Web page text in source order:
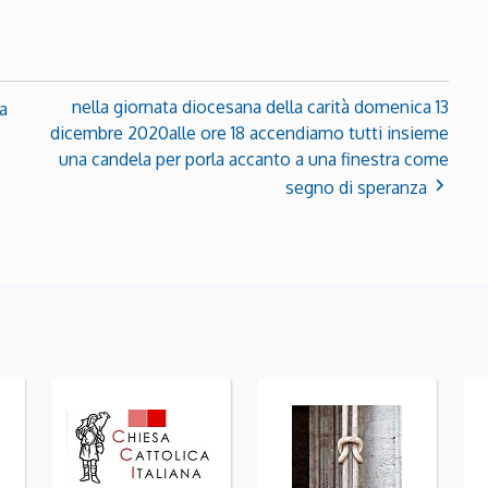
nella giornata diocesana della carità domenica 13
dicembre 2020alle ore 18 accendiamo tutti insieme
una candela per porla accanto a una finestra come
segno di speranza